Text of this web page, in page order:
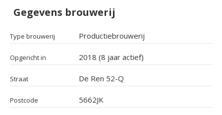
Gegevens brouwerij
Type brouwerij Productiebrouwerij
Opgericht in 2018 (8 jaar actief)
Straat De Ren 52-Q
Postcode 5662JK